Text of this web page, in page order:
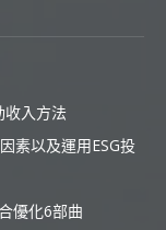
入方法
素以及運用ESG投
優化6部曲